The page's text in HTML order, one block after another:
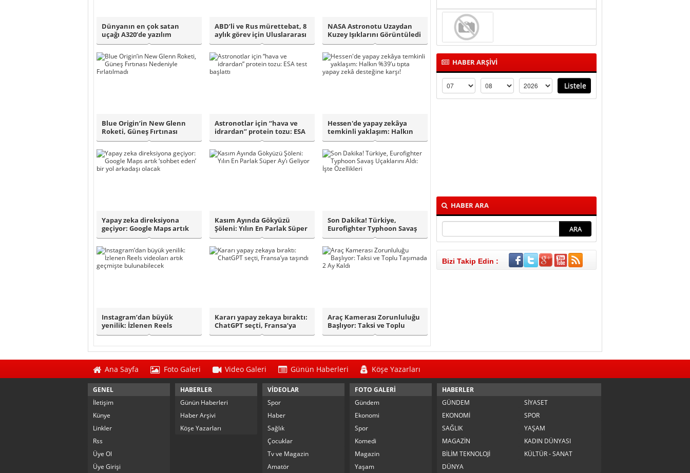
Dünyanın en çok satan
uçağı A320’de yazılım
sorunu! THY günc..
ABD’li ve Rus mürettebat, 8
aylık görev için Uluslararası
Uz..
NASA Astronotu Uzaydan
Kuzey Işıklarını Görüntüledi
Blue Origin’in New Glenn
Roketi, Güneş Fırtınası
Nedeniyle F..
Astronotlar için “hava ve
idrardan” protein tozu: ESA
test b..
Hessen'de yapay zekâya
temkinli yaklaşım: Halkın
%39’u tıpta..
Yapay zeka direksiyona
geçiyor: Google Maps artık
‘sohbet ed..
Kasım Ayında Gökyüzü
Şöleni: Yılın En Parlak Süper
Ay’ı Geli..
Son Dakika! Türkiye,
Eurofighter Typhoon Savaş
Uçaklarını Al..
Instagram’dan büyük
yenilik: İzlenen Reels
videoları artık g..
Kararı yapay zekaya bıraktı:
ChatGPT seçti, Fransa’ya
taşınd..
Araç Kamerası Zorunluluğu
Başlıyor: Taksi ve Toplu
Taşımada ..
HABER ARŞİVİ
HABER ARA
Bizi Takip Edin :
Ana Sayfa Foto Galeri Video Galeri Günün Haberleri Köşe Yazarları
GENEL
İletişim
Künye
Linkler
Rss
Üye Ol
Üye Girişi
HABERLER
Günün Haberleri
Haber Arşivi
Köşe Yazarları
VİDEOLAR
Spor
Haber
Sağlık
Çocuklar
Tv ve Magazin
Amatör
FOTO GALERİ
Gündem
Ekonomi
Spor
Komedi
Magazin
Yaşam
HABERLER
GÜNDEM
SİYASET
EKONOMİ
SPOR
SAĞLIK
YAŞAM
MAGAZİN
KADIN DÜNYASI
BİLİM TEKNOLOJİ
KÜLTÜR - SANAT
DÜNYA